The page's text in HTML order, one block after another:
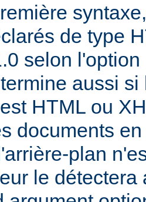
de type
selon
aussi
HTML ou
documents
plan
le